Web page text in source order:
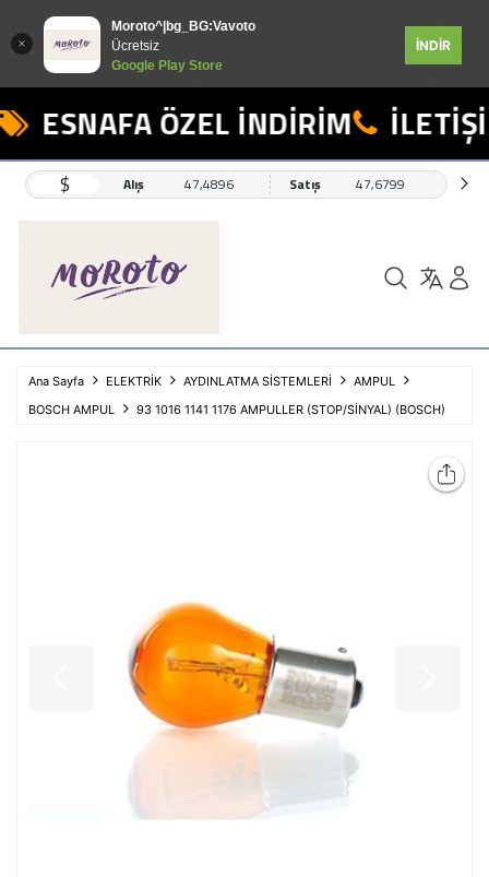
Moroto^|bg_BG:Vavoto
Ücretsiz
Google Play Store
İNDİR
ESNAFA ÖZEL İNDİRİM
$ Alış 47,4896 Satış 47,6799
Ana Sayfa ELEKTRİK AYDINLATMA SİSTEMLERİ
AMPUL
BOSCH AMPUL
93 1016 1141 1176 AMPULLER (STOP/SİNYAL) (BOSCH)